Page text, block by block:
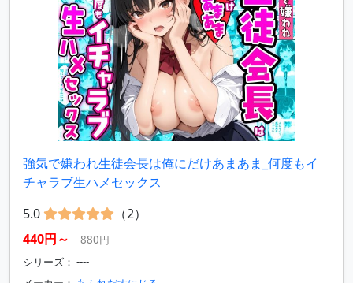
強気で嫌われ生徒会長は俺にだけあまあま_何度もイ
チャラブ生ハメセックス
5.0
（2）
440円～
880円
シリーズ： ----